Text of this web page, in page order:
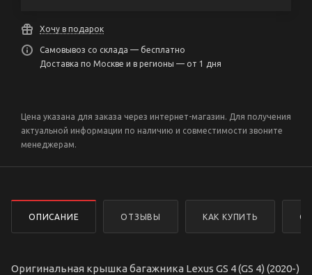
Хочу в подарок
Самовывоз со склада — бесплатно
Доставка по Москве и в регионы — от 1 дня
Цена указана для заказа через интернет-магазин. Для получения
актуальной информации по наличию и совместимости звоните
менеджерам.
ОПИСАНИЕ ОТЗЫВЫ КАК КУПИТЬ
Оригинальная крышка багажника Lexus GS 4 (GS 4) (2020-)